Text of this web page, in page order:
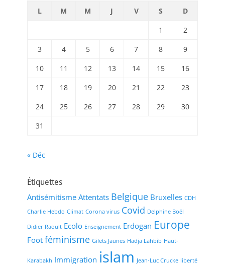
L M M J V S
D
1
2
3
4 5 6 7 8
9
10
11 12 13 14 15
16
17
18 19 20 21 22
23
24
25 26 27 28 29
30
31
« Déc
Étiquettes
Antisémitisme Attentats Belgique Bruxelles CDH
Charlie Hebdo Climat Corona virus Covid Delphine Boël
Didier Raoult Ecolo Enseignement Erdogan Europe
Foot féminisme Gilets Jaunes Hadja Lahbib Haut-
Karabakh Immigration islam Jean-Luc Crucke liberté